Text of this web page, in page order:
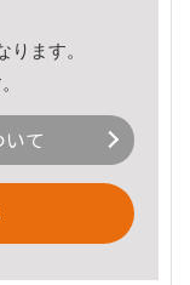
ます。
て